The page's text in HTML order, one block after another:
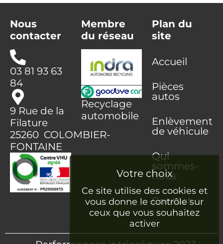
Nous
contacter
03 81 93 63
84
9 Rue de la
Filature
25260 COLOMBIER-
FONTAINE
Membre
du réseau
Recyclage
automobile
Plan du
site
Accueil
Pièces
autos
Enlèvement
de véhicule
Qui
sommes-
nous
Contact
Ce site utilise des cookies et
vous donne le contrôle sur
ceux que vous souhaitez
activer